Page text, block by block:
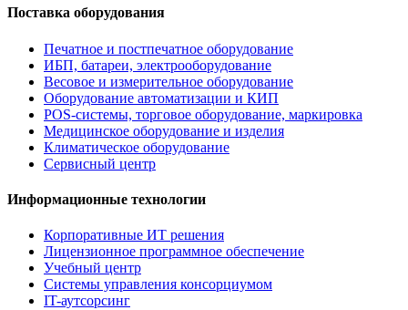
Поставка оборудования
Печатное и постпечатное оборудование
ИБП, батареи, электрооборудование
Весовое и измерительное оборудование
Оборудование автоматизации и КИП
POS-системы, торговое оборудование, маркировка
Медицинское оборудование и изделия
Климатическое оборудование
Сервисный центр
Информационные технологии
Корпоративные ИТ решения
Лицензионное программное обеспечение
Учебный центр
Системы управления консорциумом
IT-аутсорсинг